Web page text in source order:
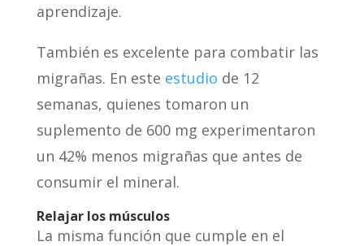
aprendizaje.
También es excelente para combatir las
migrañas. En este estudio de 12
semanas, quienes tomaron un
suplemento de 600 mg experimentaron
un 42% menos migrañas que antes de
consumir el mineral.
Relajar los músculos
La misma función que cumple en el